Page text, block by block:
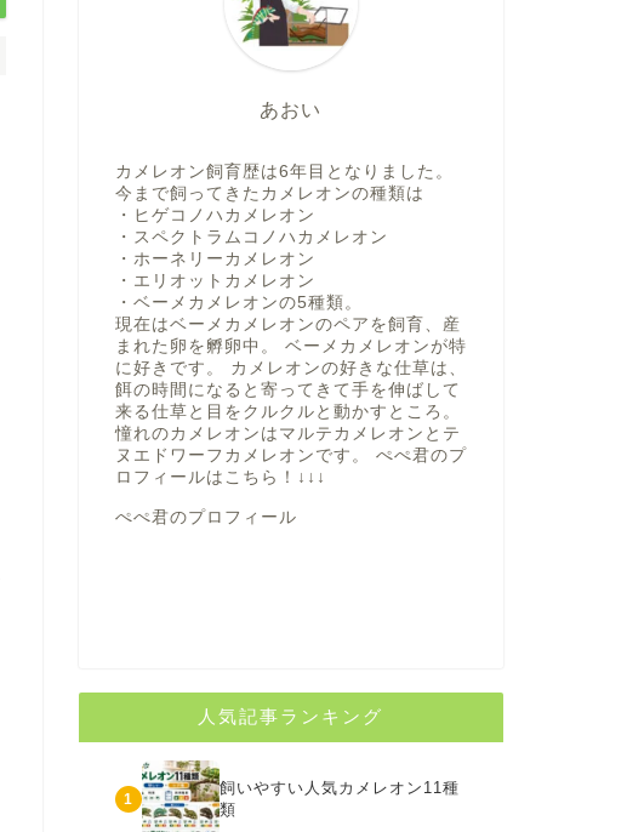
あおい
カメレオン飼育歴は6年目となりました。
今まで飼ってきたカメレオンの種類は
・ヒゲコノハカメレオン
・スペクトラムコノハカメレオン
・ホーネリーカメレオン
・エリオットカメレオン
・ベーメカメレオンの5種類。
現在はベーメカメレオンのペアを飼育、産
まれた卵を孵卵中。 ベーメカメレオンが特
に好きです。 カメレオンの好きな仕草は、
餌の時間になると寄ってきて手を伸ばして
来る仕草と目をクルクルと動かすところ。
憧れのカメレオンはマルテカメレオンとテ
ヌエドワーフカメレオンです。 ぺぺ君のプ
ロフィールは こちら！ ↓↓↓
ぺぺ君のプロフィール
人気記事ランキング
1
飼いやすい人気カメレオン11種
類